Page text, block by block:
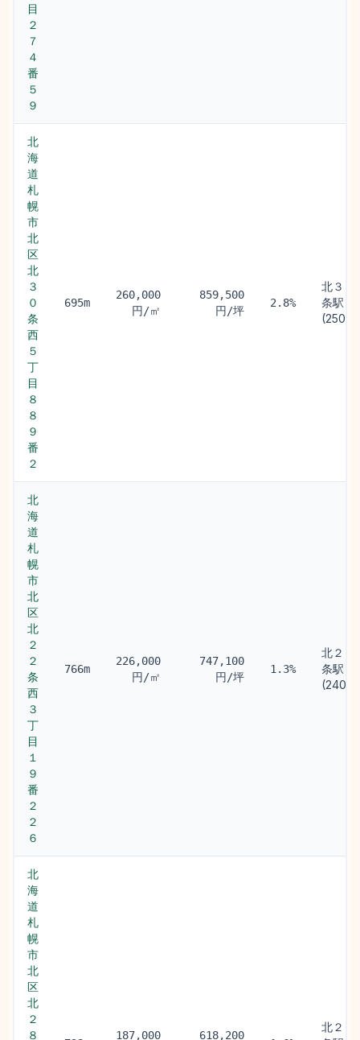
目
２
７
４
番
５
９
北
海
道
札
幌
市
北
区
北
３
０
条
西
５
丁
目
８
８
９
番
２
695m
260,000
円/㎡
859,500
円/坪
2.8%
北３４
条駅
(250m)
北
海
道
札
幌
市
北
区
北
２
２
条
西
３
丁
目
１
９
番
２
２
６
766m
226,000
円/㎡
747,100
円/坪
1.3%
北２４
条駅
(240m)
北
海
道
札
幌
市
北
区
北
２
８
187,000 618,200
北２４